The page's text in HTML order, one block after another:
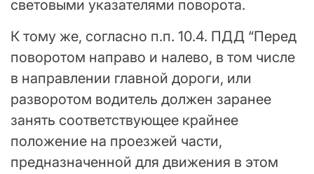
световыми указателями поворота.
К тому же, согласно п.п. 10.4. ПДД “Перед
поворотом направо и налево, в том числе
в направлении главной дороги, или
разворотом водитель должен заранее
занять соответствующее крайнее
положение на проезжей части,
предназначенной для движения в этом